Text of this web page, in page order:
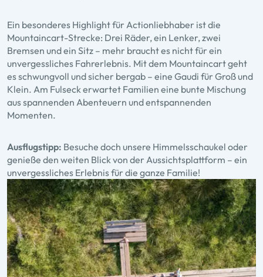
Ein besonderes Highlight für Actionliebhaber ist die
Mountaincart-Strecke: Drei Räder, ein Lenker, zwei
Bremsen und ein Sitz – mehr braucht es nicht für ein
unvergessliches Fahrerlebnis. Mit dem Mountaincart geht
es schwungvoll und sicher bergab – eine Gaudi für Groß und
Klein. Am Fulseck erwartet Familien eine bunte Mischung
aus spannenden Abenteuern und entspannenden
Momenten.
Ausflugstipp: Besuche doch unsere Himmelsschaukel oder
genieße den weiten Blick von der Aussichtsplattform – ein
unvergessliches Erlebnis für die ganze Familie!